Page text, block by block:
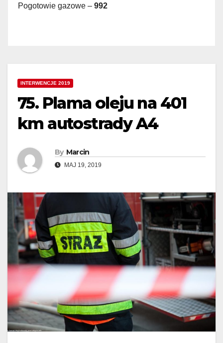
Pogotowie gazowe – 992
INTERWENCJE 2019
75. Plama oleju na 401
km autostrady A4
By Marcin
MAJ 19, 2019